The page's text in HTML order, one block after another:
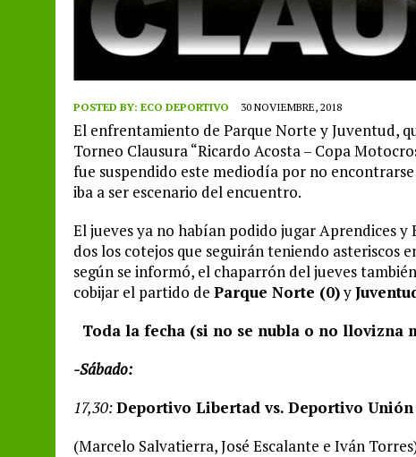
POSTED BY: ECO DEPORTIVO 30 NOVIEMBRE, 2018
El enfrentamiento de Parque Norte y Juventud,
Torneo Clausura “Ricardo Acosta – Copa
fue suspendido este mediodía por no
iba a ser escenario del encuentro.
El jueves ya no habían podido jugar Aprendices
dos los cotejos que seguirán teniendo asteriscos
según se informó, el chaparrón del jueves
cobijar el partido de Parque Norte (0)y
Toda la fecha (si no se nubla o no llovizna
-Sábado:
17,30:Deportivo Libertad vs. Deportivo Unión
(Marcelo Salvatierra, José Escalante e Iván